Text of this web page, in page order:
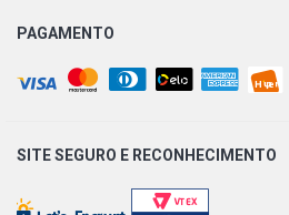
PAGAMENTO
SITE SEGURO E RECONHECIMENTO